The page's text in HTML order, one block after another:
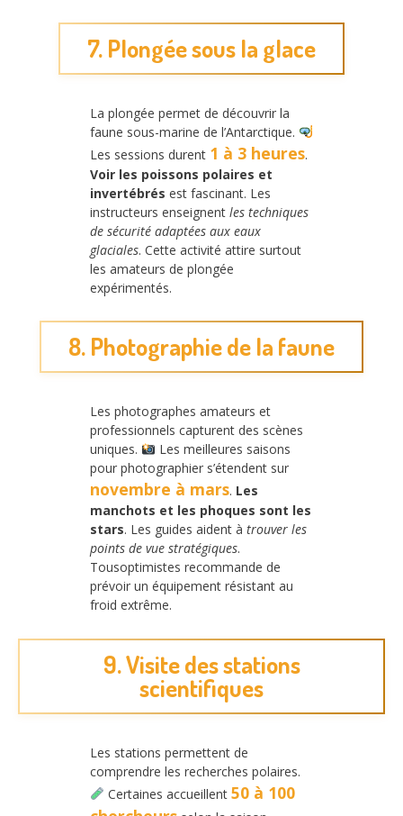
7. Plongée sous la glace
La plongée permet de découvrir la
faune sous-marine de l’Antarctique.
Les sessions durent 1 à 3 heures.
Voir les poissons polaires et
invertébrés est fascinant. Les
instructeurs enseignent les techniques
de sécurité adaptées aux eaux
glaciales. Cette activité attire surtout
les amateurs de plongée
expérimentés.
8. Photographie de la faune
Les photographes amateurs et
professionnels capturent des scènes
uniques.
Les meilleures saisons
pour photographier s’étendent sur
novembre à mars. Les
manchots et les phoques sont les
stars. Les guides aident à trouver les
points de vue stratégiques.
Tousoptimistes recommande de
prévoir un équipement résistant au
froid extrême.
9. Visite des stations
scientifiques
Les stations permettent de
comprendre les recherches polaires.
Certaines accueillent 50 à 100